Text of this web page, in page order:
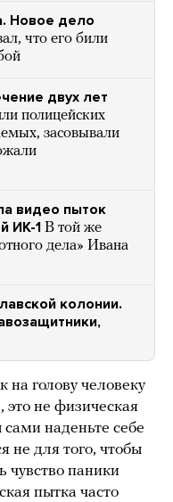
Новое дело
что его били
двух лет
полицейских
засовывали
видео пыток
ИК-1 В той же
дела» Ивана
колонии.
голову человеку
это не физическая
наденьте себе
не для того, чтобы
чувство паники
пытка часто